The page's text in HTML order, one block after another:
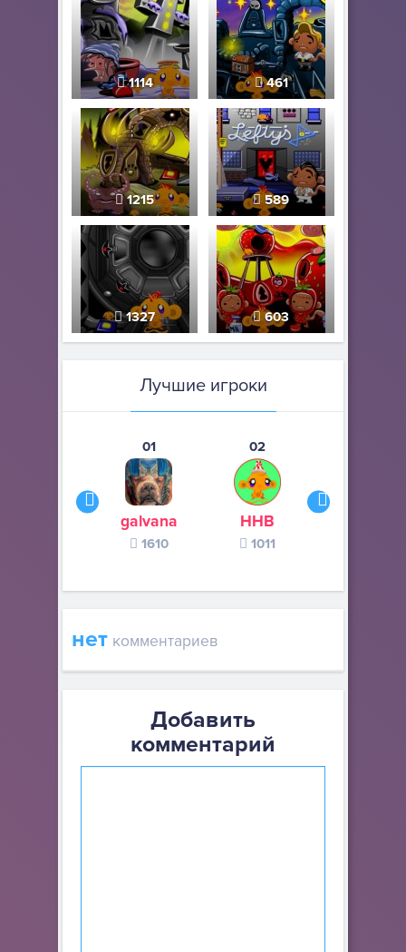
1114 461
1215 589
1327 603
Лучшие игроки
01
galvana
1610
02
ННВ
1011
нет комментариев
Добавить
комментарий